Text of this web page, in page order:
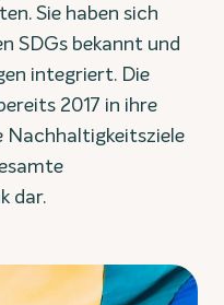
Sie haben sich
SDGs bekannt und
integriert. Die
2017 in ihre
Nachhaltigkeitsziele
dar.